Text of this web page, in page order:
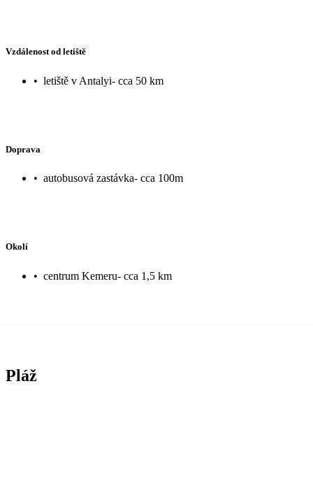
Vzdálenost od letiště
• letiště v Antalyi- cca 50 km
Doprava
• autobusová zastávka- cca 100m
Okolí
• centrum Kemeru- cca 1,5 km
Pláž